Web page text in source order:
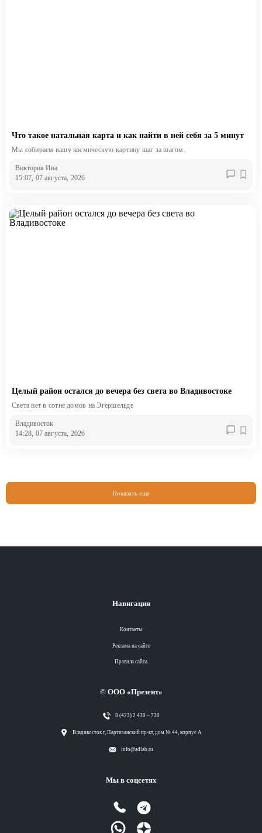
Что такое натальная карта и как найти в ней себя за 5 минут
Мы собираем вашу космическую картину шаг за шагом.
Виктория Ива
15:07, 07 августа, 2026
Целый район остался до вечера без света во Владивостоке
Света нет в сотне домов на Эгершельде
Владивосток
14:28, 07 августа, 2026
Показать еще
Навигация
Контакты
Реклама на сайте
Правила сайта
© ООО «Презент»
8 (423) 2 430 – 730
Владивосток г, Партизанский пр-кт, дом № 44, корпус А
info@adlab.ru
Мы в соцсетях